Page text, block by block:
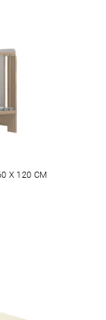
X 120 CM